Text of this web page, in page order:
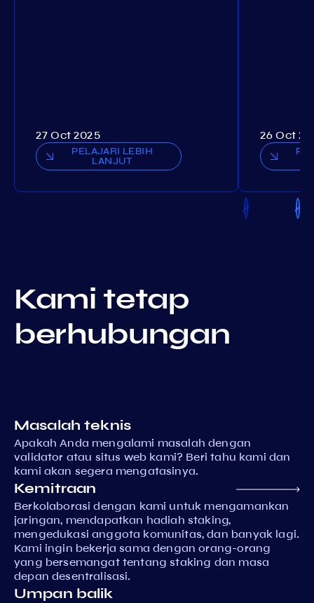
27 Oct 2025
PELAJARI LEBIH
LANJUT
26 Oct
Kami tetap
berhubungan
Masalah teknis
Apakah Anda mengalami masalah dengan
validator atau situs web kami? Beri tahu kami dan
kami akan segera mengatasinya.
Kemitraan
Berkolaborasi dengan kami untuk mengamankan
jaringan, mendapatkan hadiah staking,
mengedukasi anggota komunitas, dan banyak lagi.
Kami ingin bekerja sama dengan orang-orang
yang bersemangat tentang staking dan masa
depan desentralisasi.
Umpan balik